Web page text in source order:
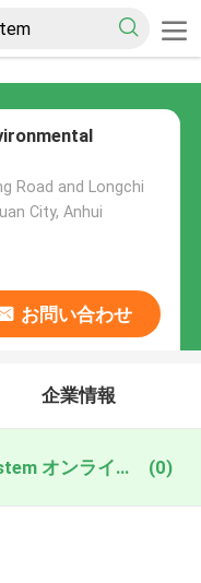
Road and Longchi
City, Anhui
お問い合わせ
企業情報
cellweb root protection system オンライン製造 (0)